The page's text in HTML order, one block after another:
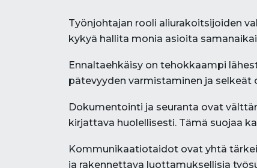
Työnjohtajan rooli aliurakoitsijoiden
kykyä hallita monia asioita
Ennaltaehkäisy on tehokkaampi
pätevyyden varmistaminen ja
Dokumentointi ja seuranta ovat
kirjattava huolellisesti. Tämä suojaa
Kommunikaatiotaidot ovat yhtä
ja rakennettava luottamuksellisia